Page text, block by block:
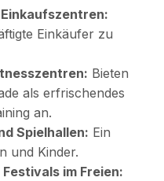
Einkäufer zu
Bieten
als erfrischendes
an.
Spielhallen: Ein
und Kinder.
im Freien: